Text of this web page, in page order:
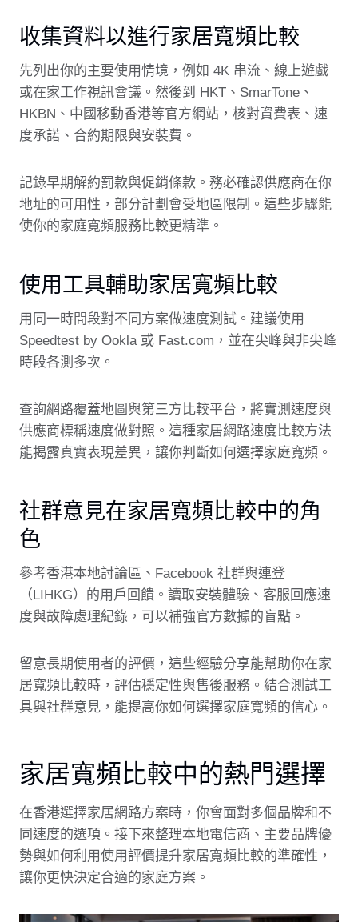
收集資料以進行家居寬頻比較
先列出你的主要使用情境，例如 4K 串流、線上遊戲
或在家工作視訊會議。然後到 HKT、SmarTone、
HKBN、中國移動香港等官方網站，核對資費表、速
度承諾、合約期限與安裝費。
記錄早期解約罰款與促銷條款。務必確認供應商在你
地址的可用性，部分計劃會受地區限制。這些步驟能
使你的家庭寬頻服務比較更精準。
使用工具輔助家居寬頻比較
用同一時間段對不同方案做速度測試。建議使用
Speedtest by Ookla 或 Fast.com，並在尖峰與非尖峰
時段各測多次。
查詢網路覆蓋地圖與第三方比較平台，將實測速度與
供應商標稱速度做對照。這種家居網路速度比較方法
能揭露真實表現差異，讓你判斷如何選擇家庭寬頻。
社群意見在家居寬頻比較中的角
色
參考香港本地討論區、Facebook 社群與連登
（LIHKG）的用戶回饋。讀取安裝體驗、客服回應速
度與故障處理紀錄，可以補強官方數據的盲點。
留意長期使用者的評價，這些經驗分享能幫助你在家
居寬頻比較時，評估穩定性與售後服務。結合測試工
具與社群意見，能提高你如何選擇家庭寬頻的信心。
家居寬頻比較中的熱門選擇
在香港選擇家居網路方案時，你會面對多個品牌和不
同速度的選項。接下來整理本地電信商、主要品牌優
勢與如何利用使用評價提升家居寬頻比較的準確性，
讓你更快決定合適的家庭方案。